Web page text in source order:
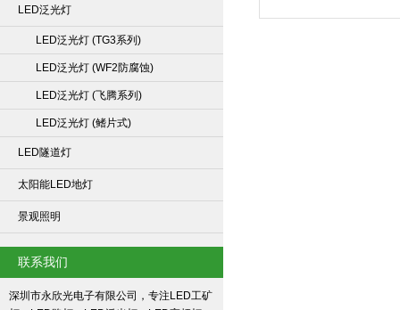
LED泛光灯
LED泛光灯 (TG3系列)
LED泛光灯 (WF2防腐蚀)
LED泛光灯 (飞腾系列)
LED泛光灯 (鳍片式)
LED隧道灯
太阳能LED地灯
景观照明
联系我们
深圳市永欣光电子有限公司，专注LED工矿